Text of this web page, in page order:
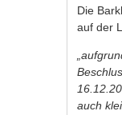
Die
auf der
auch